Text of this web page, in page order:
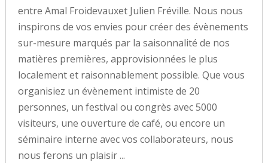
entre Amal Froidevauxet Julien Fréville. Nous nous
inspirons de vos envies pour créer des évènements
sur-mesure marqués par la saisonnalité de nos
matières premières, approvisionnées le plus
localement et raisonnablement possible. Que vous
organisiez un évènement intimiste de 20
personnes, un festival ou congrès avec 5000
visiteurs, une ouverture de café, ou encore un
séminaire interne avec vos collaborateurs, nous
nous ferons un plaisir ...